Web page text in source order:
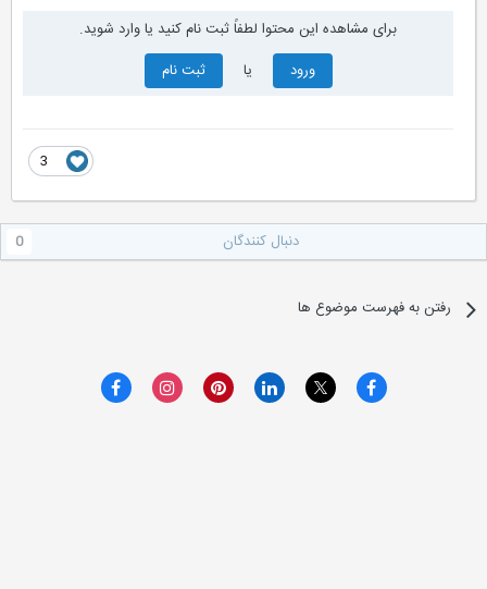
برای مشاهده این محتوا لطفاً ثبت نام کنید یا وارد شوید.
ورود
ثبت نام
دنبال کنندگان
رفتن به فهرست موضوع ها